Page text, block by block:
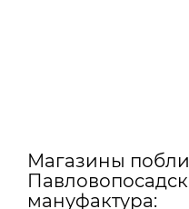
Магазины
мануфактура: